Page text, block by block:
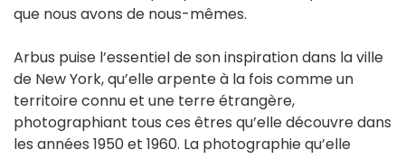
que nous avons de nous-mêmes.
Arbus puise l’essentiel de son inspiration dans la ville
de New York, qu’elle arpente à la fois comme un
territoire connu et une terre étrangère,
photographiant tous ces êtres qu’elle découvre dans
les années 1950 et 1960. La photographie qu’elle